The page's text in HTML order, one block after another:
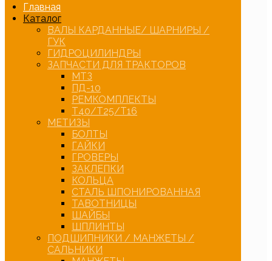
Главная
Каталог
ВАЛЫ КАРДАННЫЕ/ ШАРНИРЫ /
ГУК
ГИДРОЦИЛИНДРЫ
ЗАПЧАСТИ ДЛЯ ТРАКТОРОВ
МТЗ
ПД-10
РЕМКОМПЛЕКТЫ
Т40/Т25/Т16
МЕТИЗЫ
БОЛТЫ
ГАЙКИ
ГРОВЕРЫ
ЗАКЛЕПКИ
КОЛЬЦА
СТАЛЬ ШПОНИРОВАННАЯ
ТАВОТНИЦЫ
ШАЙБЫ
ШПЛИНТЫ
ПОДШИПНИКИ / МАНЖЕТЫ /
САЛЬНИКИ